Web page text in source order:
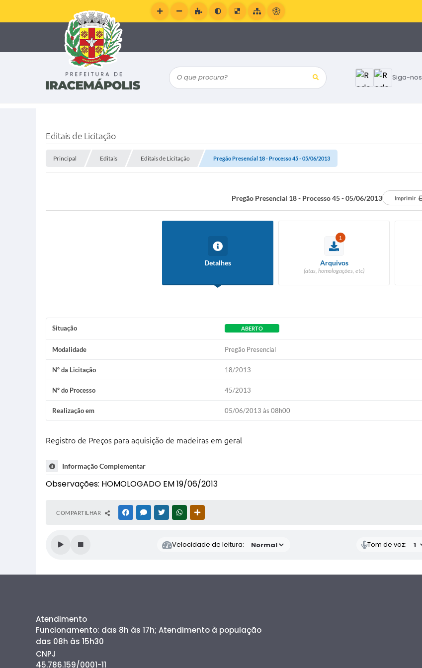
Siga-nos
O que procura?
Editais de Licitação
Principal Editais Editais de Licitação Pregão Presencial 18 - Processo 45 - 05/06/2013
Pregão Presencial 18 - Processo 45 - 05/06/2013 Imprimir
Detalhes
1
Arquivos
(atas, homologações, etc)
Situação ABERTO
Modalidade Pregão Presencial
Nº da Licitação 18/2013
Nº do Processo 45/2013
Realização em 05/06/2013 às 08h00
Registro de Preços para aquisição de madeiras em geral
Informação Complementar
Observações: HOMOLOGADO EM 19/06/2013
COMPARTILHAR FACEBOOKMESSENGER
TWITTERWHATSAPP
Velocidade de leitura: Tom de voz:
Atendimento
Funcionamento: das 8h às 17h; Atendimento à população
das 08h às 15h30
CNPJ
45.786.159/0001-11